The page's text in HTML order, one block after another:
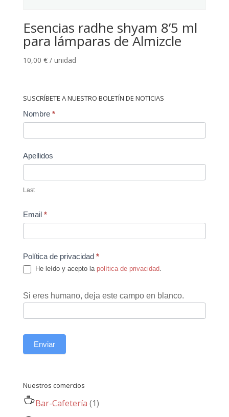
Esencias radhe shyam 8’5 ml
para lámparas de Almizcle
10,00 € / unidad
SUSCRÍBETE A NUESTRO BOLETÍN DE NOTICIAS
Contact
Nombre *
Apellidos
Last
Email *
Política de privacidad *
He leído y acepto la política de privacidad
Si eres humano, deja este campo en blanco.
Enviar
Nuestros comercios
Bar-Cafetería (1)